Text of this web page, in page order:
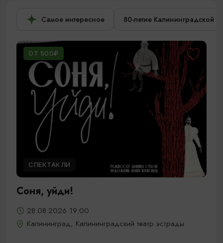
Самое интересное 80-летие Калининградской
ОТ 500₽
СПЕКТАКЛИ
Соня, уйди!
28.08.2026 19:00
Калининград, Калининградский театр эстрады